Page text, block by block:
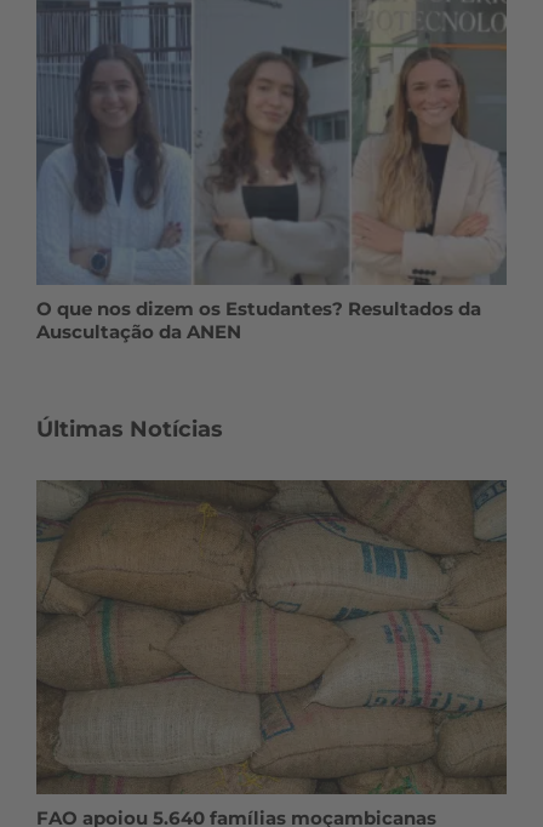
O que nos dizem os Estudantes? Resultados da
Auscultação da ANEN
Últimas Notícias
FAO apoiou 5.640 famílias moçambicanas